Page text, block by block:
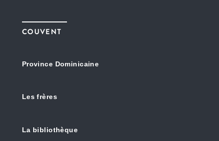
COUVENT
Province Dominicaine
Les frères
La bibliothèque